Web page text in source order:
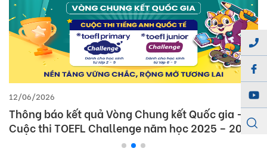
12/06/2026
Thông báo kết quả Vòng Chung kết Quốc gia –
Cuộc thi TOEFL Challenge năm học 2025 – 2026